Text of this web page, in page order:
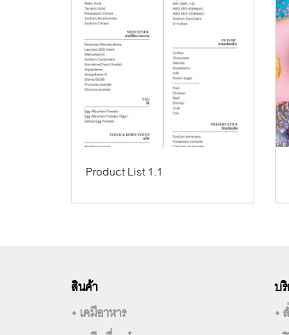
Product List 1.1
สินค้า
• เคมีอาหาร
บ
•